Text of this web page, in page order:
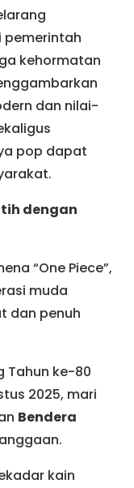
pemerintah
kehormatan
dan nilai-
pop dapat
dengan
“One Piece”,
muda
dan penuh
Tahun ke-80
2025, mari
Bendera
kain